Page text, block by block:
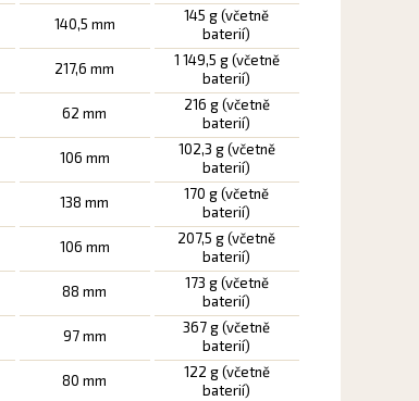
140,5 mm
145 g (včetně
baterií)
217,6 mm
1 149,5 g (včetně
baterií)
62 mm
216 g (včetně
baterií)
106 mm
102,3 g (včetně
baterií)
138 mm
170 g (včetně
baterií)
106 mm
207,5 g (včetně
baterií)
88 mm
173 g (včetně
baterií)
97 mm
367 g (včetně
baterií)
80 mm
122 g (včetně
baterií)